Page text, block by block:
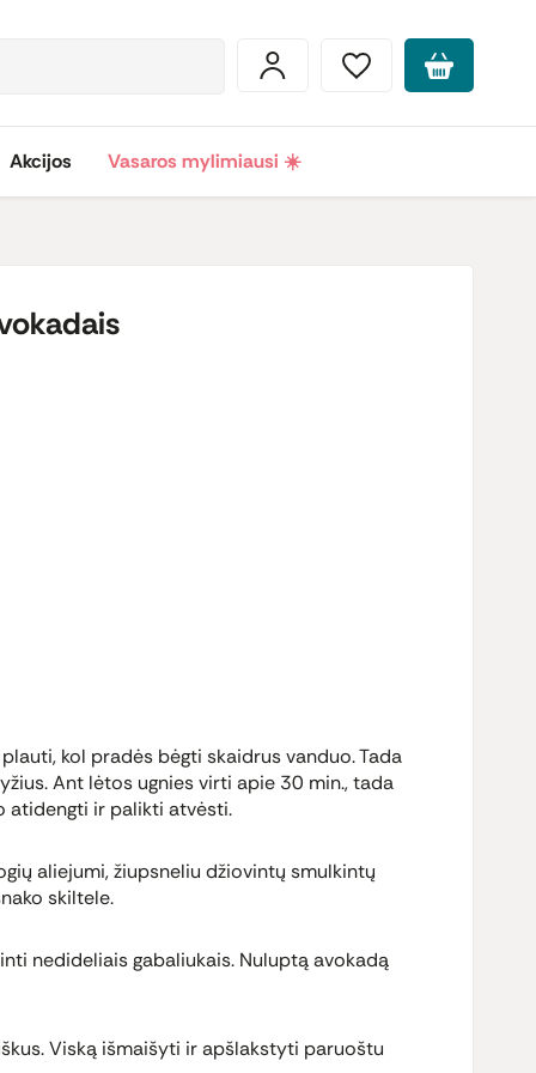
Akcijos Vasaros mylimiausi ☀️
kol pradės bėgti skaidrus vanduo. Tada
Ant lėtos ugnies virti apie 30 min., tada
atidengti ir palikti atvėsti.
aliejumi, žiupsneliu džiovintų smulkintų
skiltele.
nedideliais gabaliukais. Nuluptą avokadą
Viską išmaišyti ir apšlakstyti paruoštu